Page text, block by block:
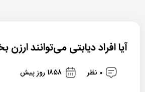
آیا افراد دیابتی می‌توانند ارزن
0 نظر 1858 روز پیش